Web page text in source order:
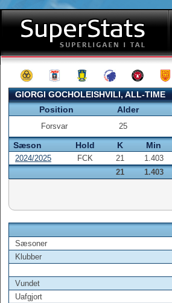
GIORGI GOCHOLEISHVILI, ALL-TIME
Position
Alder
Forsvar 25
Sæson Hold K Min
2024/2025 FCK 21 1.403
21
1.403
Sæsoner
Klubber
Vundet
Uafgjort